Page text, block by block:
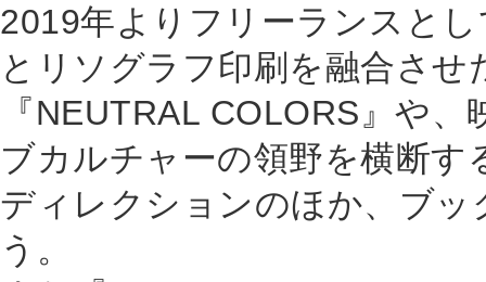
2019年よりフリーランスと
とリソグラフ印刷を融合さ
『NEUTRAL COLORS』や
ブカルチャーの領野を横断
ディレクションのほか、ブ
う。